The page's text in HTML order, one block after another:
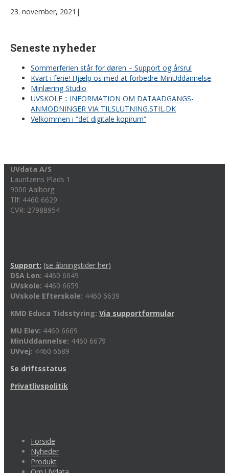
23. november, 2021 |
Seneste nyheder
Sommerferien står for døren – Support og årsrul
Kvart i ferie! Hjælp os med at forbedre MinUddannelse
Minlæring Studio
UVSKOLE :: INFORMATION OM DATAADGANGS-
ANMODNINGER VIA TILSLUTNING.STIL.DK
Velkommen i “det digitale kopirum”
UVdata A/S
Lauritzens Plads 1
9000 Aalborg
Tlf: 4460 6629
CVR: 27988954
Support: (se åbningstider her)
DSA Løn: 4460 6649
UVskole: 4460 6659
UVskole Efterskole: 4460 6639
KMD Educa Tidsstyring: Via supportformular
MU Elev: 4460 6669
MinUddannelse: 4460 6679
UVvej: 4460 6689
Se driftsstatus
Privatlivspolitik
Forside
Nyheder
Produkt